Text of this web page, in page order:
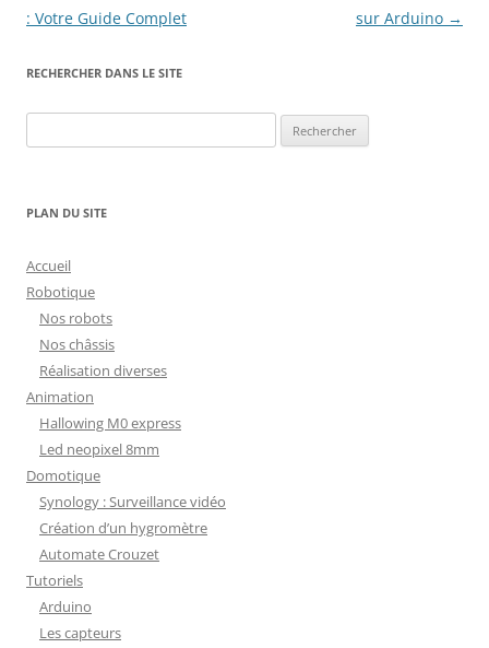
articles
: Votre Guide Complet
sur Arduino →
RECHERCHER DANS LE SITE
PLAN DU SITE
Accueil
Robotique
Nos robots
Nos châssis
Réalisation diverses
Animation
Hallowing M0 express
Led neopixel 8mm
Domotique
Synology : Surveillance vidéo
Création d’un hygromètre
Automate Crouzet
Tutoriels
Arduino
Les capteurs